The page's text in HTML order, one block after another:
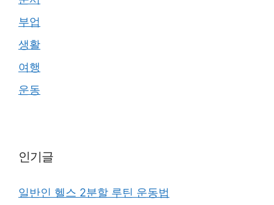
부업
생활
여행
운동
인기글
일반인 헬스 2분할 루틴 운동법